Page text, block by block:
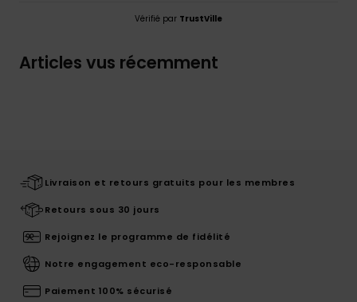
Vérifié par TrustVille
Articles vus récemment
Livraison et retours gratuits pour les membres
Retours sous 30 jours
Rejoignez le programme de fidélité
Notre engagement eco-responsable
Paiement 100% sécurisé